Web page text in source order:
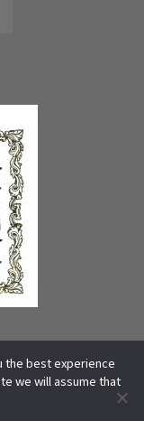
號
ALL RIGHTS
加拿大總部,版權所有]
THE GOOGLE
the best experience
we will assume that